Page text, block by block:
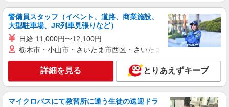
派遣社員
株式会社iDA（11097903）
シューズ販売
時給1500円〜1600円 ご経験・スキルにより考
慮致します スマホでかんたんに前払いで給与が受
け取れます（※上限、条件あり）
北海道札幌市北区 JR「札幌駅」、地下鉄「さ
っぽろ駅」直結
詳細を見る
警備員スタッフ（イベント、道路、商業施設、
大型駐車場、JR列車見張りなど）
日給 11,000円〜12,100円
栃木市・小山市・さいたま市西区・さいたま市岩槻区・久喜市・
詳細を見る とりあえずキープ
マイクロバスにて教習所に通う生徒の送迎ドラ